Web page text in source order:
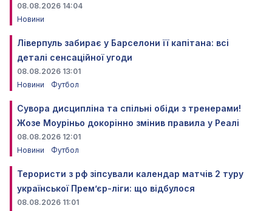
08.08.2026 14:04
Новини
Ліверпуль забирає у Барселони її капітана: всі
деталі сенсаційної угоди
08.08.2026 13:01
Новини
Футбол
Сувора дисципліна та спільні обіди з тренерами!
Жозе Моуріньо докорінно змінив правила у Реалі
08.08.2026 12:01
Новини
Футбол
Терористи з рф зіпсували календар матчів 2 туру
української Прем’єр-ліги: що відбулося
08.08.2026 11:01